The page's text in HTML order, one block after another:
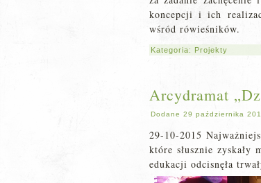
koncepcji i ich
wśród rówieśników.
Kategoria: Projekty
Arcydramat
Dodane 29 października
29-10-2015
które słusznie zyskały
edukacji odcisnęła